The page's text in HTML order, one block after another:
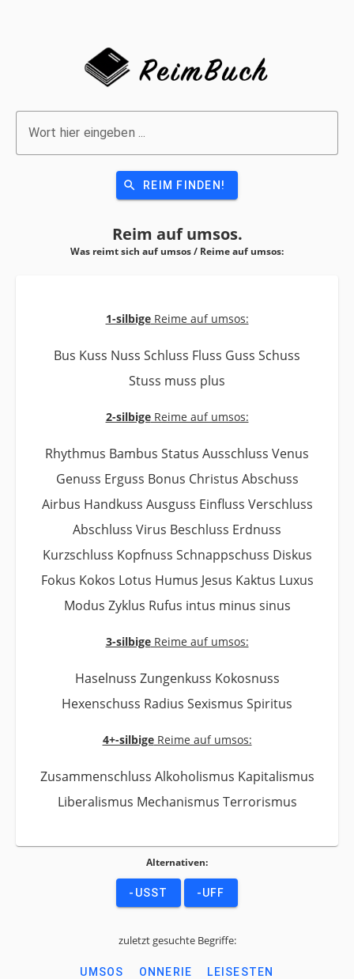
Wort hier eingeben ...
search REIM FINDEN!
Reim aufumsos.
Was reimt sich auf umsos / Reime auf umsos:
1-silbigeReime auf umsos:
Bus Kuss Nuss Schluss Fluss Guss Schuss
Stuss muss plus
2-silbigeReime auf umsos:
Rhythmus Bambus Status Ausschluss Venus
Genuss Erguss Bonus Christus Abschuss
Airbus Handkuss Ausguss Einfluss Verschluss
Abschluss Virus Beschluss Erdnuss
Kurzschluss Kopfnuss Schnappschuss Diskus
Fokus Kokos Lotus Humus Jesus Kaktus Luxus
Modus Zyklus Rufus intus minus sinus
3-silbigeReime auf umsos:
Haselnuss Zungenkuss Kokosnuss
Hexenschuss Radius Sexismus Spiritus
4+-silbigeReime auf umsos:
Zusammenschluss Alkoholismus Kapitalismus
Liberalismus Mechanismus Terrorismus
Alternativen:
-USST -UFF
zuletzt gesuchte Begriffe:
UMSOS ONNERIE LEISESTEN